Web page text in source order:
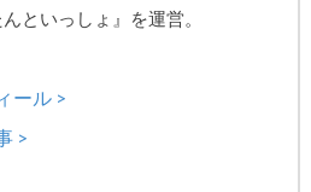
といっしょ』を運営。
ール >
>